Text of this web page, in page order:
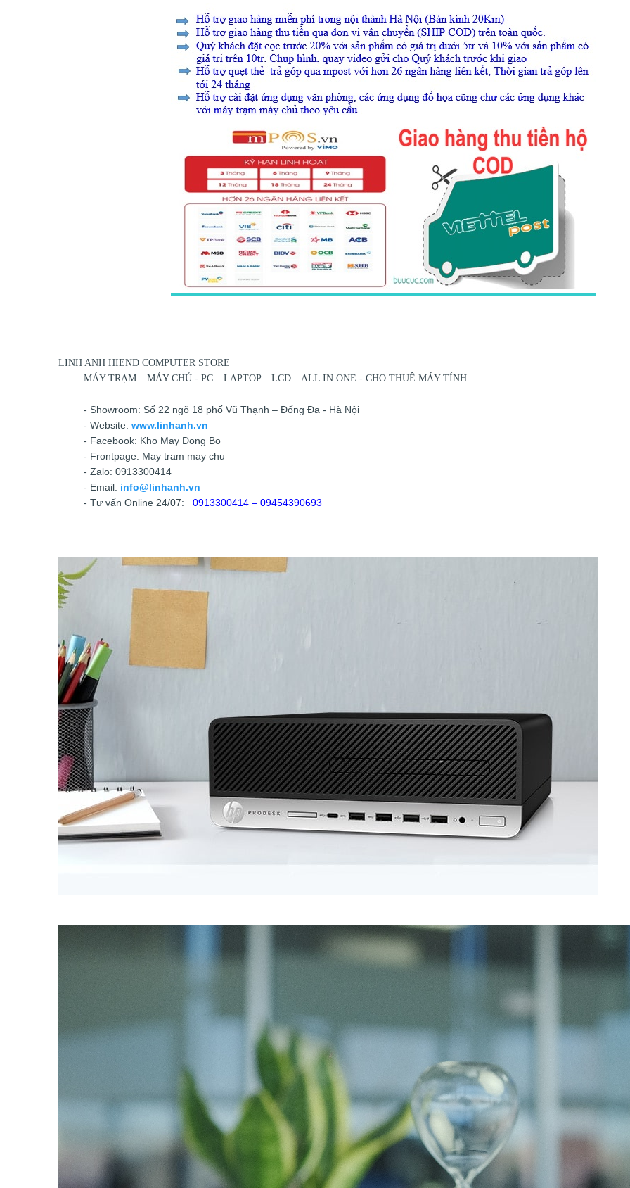
LINH ANH HIEND COMPUTER STORE
MÁY TRẠM – MÁY CHỦ - PC – LAPTOP – LCD – ALL IN ONE - CHO THUÊ MÁY TÍNH
- Showroom: Số 22 ngõ 18 phố Vũ Thạnh – Đống Đa - Hà Nội
- Website: www.linhanh.vn
- Facebook: Kho May Dong Bo
- Frontpage: May tram may chu
- Zalo: 0913300414
- Email: info@linhanh.vn
- Tư vấn Online 24/07:
0913300414 – 09454390693